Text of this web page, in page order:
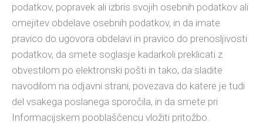
podatkov, popravek ali izbris svojih osebnih podatkov ali
omejitev obdelave osebnih podatkov, in da imate
pravico do ugovora obdelavi in pravico do prenosljivosti
podatkov, da smete soglasje kadarkoli preklicati z
obvestilom po elektronski pošti in tako, da sladite
navodilom na odjavni strani, povezava do katere je tudi
del vsakega poslanega sporočila, in da smete pri
Informacijskem pooblaščencu vložiti pritožbo.